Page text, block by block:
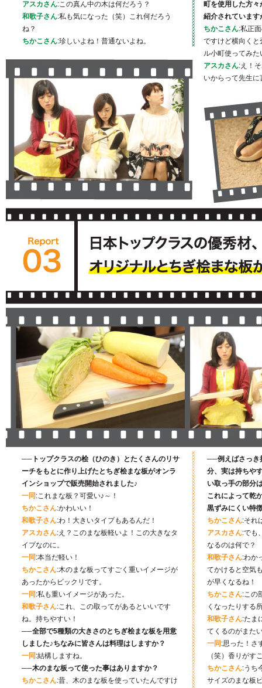
アスカさん:この真ん中の木は何だろう？
和歌子さん:私も気になった（笑）これ何だろう
ね？
ちかこさん:珍しいよね！普通ないよね。
町を使用した方
紹介されていま
ちかこさん:私正
ですけど横向く
ル小町使ってみた
アスカさん:え！
いからって先生
──トップクラスの桧（ひのき）とたくさんのリサ
ーチをもとに作り上げたとちぎ桧まな板がオンラ
インショップで販売開始されました♪
一同 :これまな板？可愛い♪～！
ちかこさん:かわいい！
和歌子さん:わ！大きいタイプもあるんだ！
アスカさん:え？このまな板軽いよ！この大きなタ
イプなのに。
一同 :本当だ軽い！
ちかこさん:木のまな板ってすごく重いイメージが
あったからビックリです。
一同 :私も重いイメージがあった。
和歌子さん:これ、この取ってがあるといいです
ね。持ちやすい！
──全部で5種類の大きさのとちぎ桧まな板を用意
しました♪ちなみに皆さんは料理はしますか？
一同 :結構しますね。
──木のまな板って使った事はありますか？
ちかこさん:昔、木のまな板を使っていたんですけ
──例えばさっき
分、実は持ちや
い取っ手の部分
これによって乾
黒ずみにくい特
ちかこさん:それ
アスカさん:でも
なるのは何で？
和歌子さん:わか
てかけると空気
が早くなるね！
ちかこさん:この
くなったりする
和歌子さん:たま
てくるのがまた
一同 :思った！さ
（笑）香りがす
ちかこさん:うち
サイズのまな板